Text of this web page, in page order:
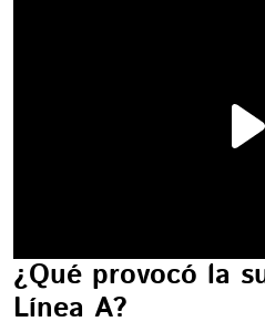
¿Qué provocó la
Línea A?